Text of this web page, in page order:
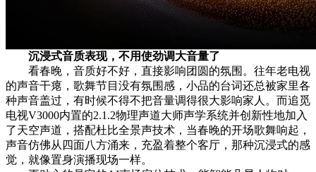
沉浸式音质表现， 不用使劲调大音量了
看春晚，音质好不好，直接影响团圆的氛围。往年老电视
的声音干瘪，歌舞节目没有氛围感，小品的台词还总被家里各
种声音盖过，有时候不得不把音量调得很大影响家人。而追觅
电视V3000内置的2.1.2物理声道大师声学系统并创新性地加入
了天空声道，搭配杜比全景声技术，当春晚的开场歌舞响起，
声音仿佛从四面八方涌来，充盈着整个客厅，那种沉浸式的感
觉，就像置身演播现场一样。